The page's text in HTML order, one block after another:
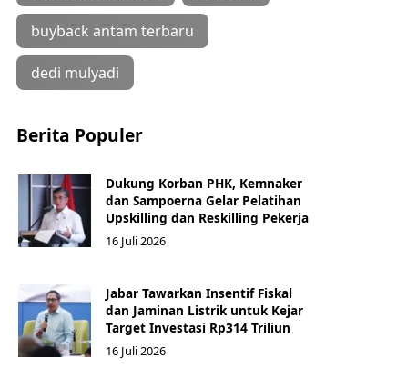
buyback antam terbaru
dedi mulyadi
Berita Populer
Dukung Korban PHK, Kemnaker
dan Sampoerna Gelar Pelatihan
Upskilling dan Reskilling Pekerja
16 Juli 2026
Jabar Tawarkan Insentif Fiskal
dan Jaminan Listrik untuk Kejar
Target Investasi Rp314 Triliun
16 Juli 2026